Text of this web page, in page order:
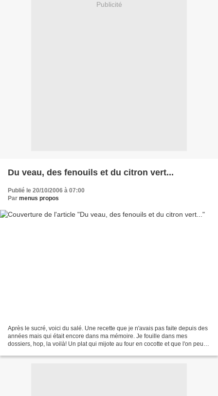
Publicité
Du veau, des fenouils et du citron vert...
Publié le 20/10/2006 à 07:00
Par menus propos
Après le sucré, voici du salé. Une recette que je n'avais pas faite depuis des
années mais qui était encore dans ma mémoire. Je fouille dans mes
dossiers, hop, la voilà! Un plat qui mijote au four en cocotte et que l'on peut